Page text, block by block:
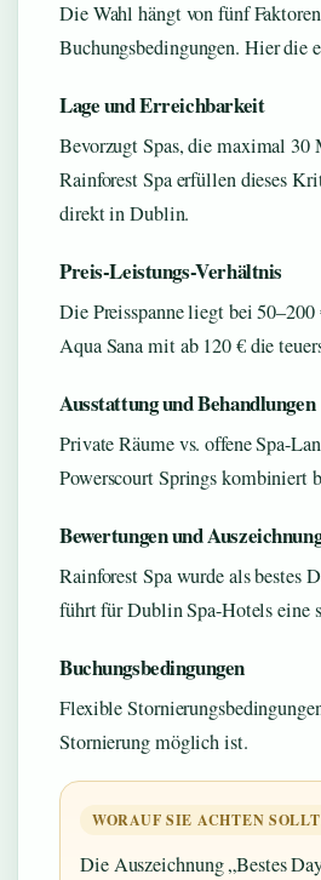
Die Wahl hängt von fünf
Buchungsbedingungen. Hier
Lage und Erreichbarkeit
Bevorzugt Spas, die maximal
Rainforest Spa erfüllen dieses
direkt in Dublin.
Preis-Leistungs-Verhältnis
Die Preisspanne liegt bei
Aqua Sana mit ab 120 € die
Ausstattung und Behandlungen
Private Räume vs. offene Spa-
Powerscourt Springs kombiniert
Bewertungen und
Rainforest Spa wurde als bestes
führt für Dublin Spa-Hotels eine
Buchungsbedingungen
Flexible
Stornierung möglich ist.
WORAUF SIE ACHTEN
Die Auszeichnung „Bestes